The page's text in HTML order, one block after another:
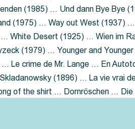
(1985) … Und dann Bye
(1975) … Way out West (1937)
White Desert (1925) … Wien im
(1979) … Younger and
… Le crime de Mr. Lange … En
(1896) … La vie vrai
of the shirt … Dornröschen …